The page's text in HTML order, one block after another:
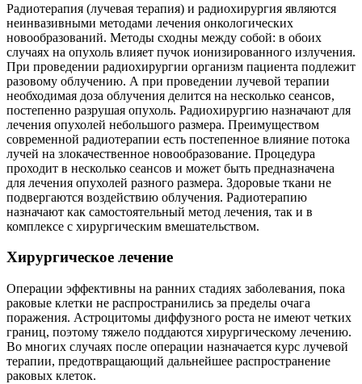
Радиотерапия (лучевая терапия) и радиохирургия являются
неинвазивными методами лечения онкологических
новообразований. Методы сходны между собой: в обоих
случаях на опухоль влияет пучок ионизированного излучения.
При проведении радиохирургии организм пациента подлежит
разовому облучению. А при проведении лучевой терапии
необходимая доза облучения делится на несколько сеансов,
постепенно разрушая опухоль. Радиохирургию назначают для
лечения опухолей небольшого размера. Преимуществом
современной радиотерапии есть постепенное влияние потока
лучей на злокачественное новообразование. Процедура
проходит в несколько сеансов и может быть предназначена
для лечения опухолей разного размера. Здоровые ткани не
подвергаются воздействию облучения. Радиотерапию
назначают как самостоятельный метод лечения, так и в
комплексе с хирургическим вмешательством.
Хирургическое лечение
Операции эффективны на ранних стадиях заболевания, пока
раковые клетки не распространились за пределы очага
поражения. Астроцитомы диффузного роста не имеют четких
границ, поэтому тяжело поддаются хирургическому лечению.
Во многих случаях после операции назначается курс лучевой
терапии, предотвращающий дальнейшее распространение
раковых клеток.